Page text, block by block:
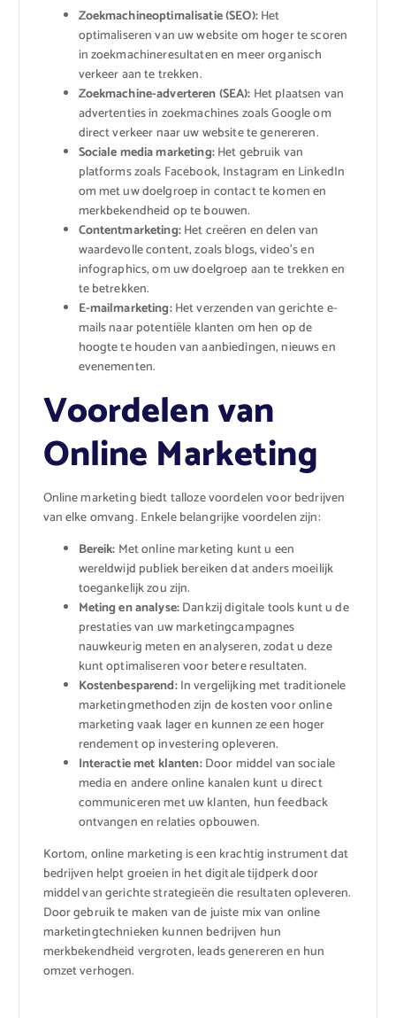
Zoekmachineoptimalisatie (SEO):Het
optimaliseren van uw website om hoger te scoren
in zoekmachineresultaten en meer organisch
verkeer aan te trekken.
Zoekmachine-adverteren (SEA): Het plaatsen van
advertenties in zoekmachines zoals Google om
direct verkeer naar uw website te genereren.
Sociale media marketing:Het gebruik van
platforms zoals Facebook, Instagram en LinkedIn
om met uw doelgroep in contact te komen en
merkbekendheid op te bouwen.
Contentmarketing:Het creëren en delen van
waardevolle content, zoals blogs, video’s en
infographics, om uw doelgroep aan te trekken en
te betrekken.
E-mailmarketing:Het verzenden van gerichte e-
mails naar potentiële klanten om hen op de
hoogte te houden van aanbiedingen, nieuws en
evenementen.
Voordelen van
Online Marketing
Online marketing biedt talloze voordelen voor bedrijven
van elke omvang. Enkele belangrijke voordelen zijn:
Bereik: Met online marketing kunt u een
wereldwijd publiek bereiken dat anders moeilijk
toegankelijk zou zijn.
Meting en analyse:Dankzij digitale tools kunt u de
prestaties van uw marketingcampagnes
nauwkeurig meten en analyseren, zodat u deze
kunt optimaliseren voor betere resultaten.
Kostenbesparend:In vergelijking met traditionele
marketingmethoden zijn de kosten voor online
marketing vaak lager en kunnen ze een hoger
rendement op investering opleveren.
Interactie met klanten:Door middel van sociale
media en andere online kanalen kunt u direct
communiceren met uw klanten, hun feedback
ontvangen en relaties opbouwen.
Kortom, online marketing is een krachtig instrument dat
bedrijven helpt groeien in het digitale tijdperk door
middel van gerichte strategieën die resultaten opleveren.
Door gebruik te maken van de juiste mix van online
marketingtechnieken kunnen bedrijven hun
merkbekendheid vergroten, leads genereren en hun
omzet verhogen.